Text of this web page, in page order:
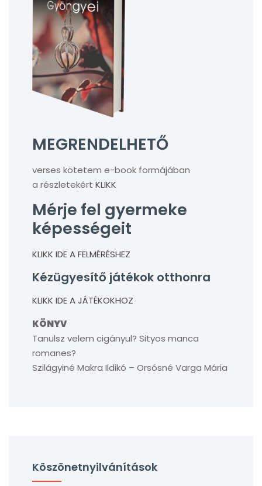
MEGRENDELHETŐ
verses kötetem e-book formájában
a részletekért KLIKK
Mérje fel gyermeke
képességeit
KLIKK IDE A FELMÉRÉSHEZ
Kézügyesítő játékok otthonra
KLIKK IDE A JÁTÉKOKHOZ
KÖNYV
Tanulsz velem cigányul? Sityos manca
romanes?
Szilágyiné Makra Ildikó – Orsósné Varga Mária
Köszönetnyilvánítások